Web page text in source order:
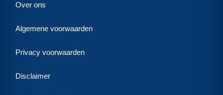
Over ons
Algemene voorwaarden
Privacy voorwaarden
Disclaimer